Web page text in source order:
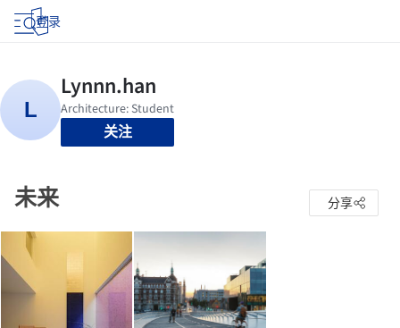
登录
关注
未来 分享